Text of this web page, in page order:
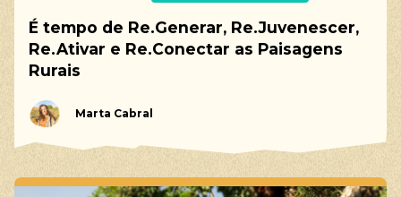
É tempo de Re.Generar, Re.Juvenescer,
Re.Ativar e Re.Conectar as Paisagens
Rurais
Marta Cabral